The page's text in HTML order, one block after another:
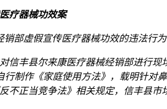
疗器械功效案
部虚假宣传医疗器械功效的违法行
信丰县尔来康医疗器械经销部进行
制作《家庭使用方法》，载明针
正当竞争法》相关规定，信丰县市